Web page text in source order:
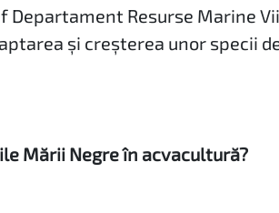
Departament Resurse Marine
și creșterea unor specii
Mării Negre în acvacultură?